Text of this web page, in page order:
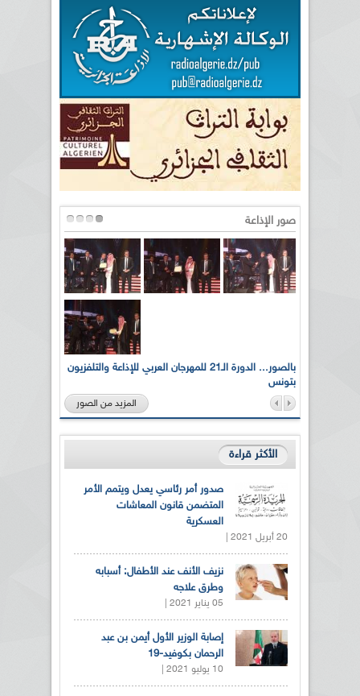
صور الإذاعة
بالصور... الدورة الـ21 للمهرجان العربي للإذاعة والتلفزيون
بتونس
المزيد من الصور
الأكثر قراءة
صدور أمر رئاسي يعدل ويتمم الأمر
المتضمن قانون المعاشات
العسكرية
20 أبريل 2021 |
نزيف الأنف عند الأطفال: أسبابه
وطرق علاجه
05 يناير 2021 |
إصابة الوزير الأول أيمن بن عبد
الرحمان بكوفيد-19
10 يوليو 2021 |